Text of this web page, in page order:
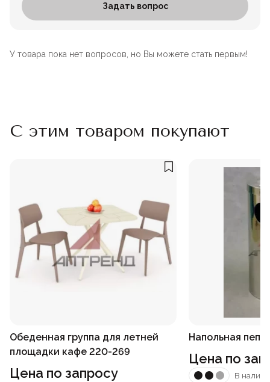
Задать вопрос
У товара пока нет вопросов, но Вы можете стать первым!
С этим товаром покупают
Обеденная группа для летней
площадки кафе 220-269
Цена по запросу
Напольная
Цена по
В